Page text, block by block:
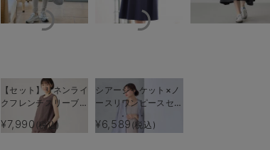
【セット】リネンライ
クフレンチスリーブト
ップス＆セミフレアス
カートセットアップ
¥7,990(税込)
シアージャケット×ノ
ースリワンピースセッ
ト マタニティ・産後
【産後も長く着れる】
¥6,589 (税込)